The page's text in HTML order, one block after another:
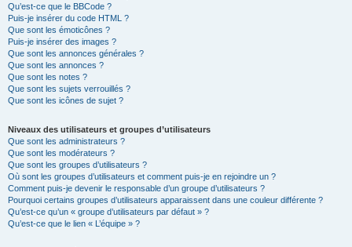
Qu’est-ce que le BBCode ?
Puis-je insérer du code HTML ?
Que sont les émoticônes ?
Puis-je insérer des images ?
Que sont les annonces générales ?
Que sont les annonces ?
Que sont les notes ?
Que sont les sujets verrouillés ?
Que sont les icônes de sujet ?
Niveaux des utilisateurs et groupes d’utilisateurs
Que sont les administrateurs ?
Que sont les modérateurs ?
Que sont les groupes d’utilisateurs ?
Où sont les groupes d’utilisateurs et comment puis-je en rejoindre un ?
Comment puis-je devenir le responsable d’un groupe d’utilisateurs ?
Pourquoi certains groupes d’utilisateurs apparaissent dans une couleur différente ?
Qu’est-ce qu’un « groupe d’utilisateurs par défaut » ?
Qu’est-ce que le lien « L’équipe » ?